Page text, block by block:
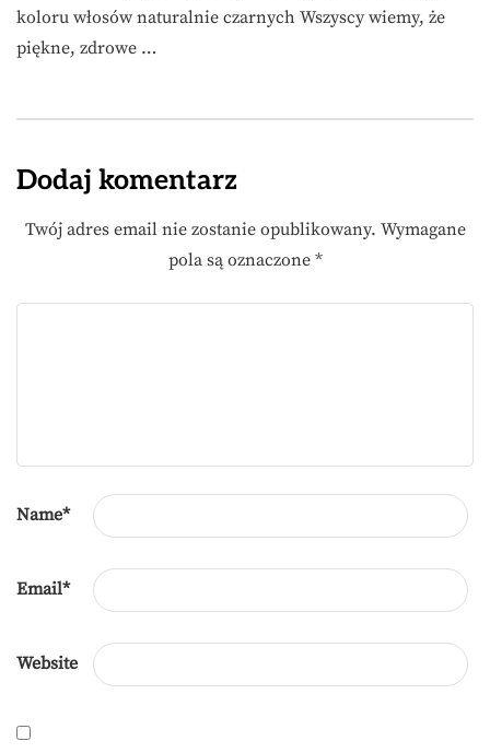
koloru włosów naturalnie czarnych Wszyscy wiemy, że
piękne, zdrowe …
Dodaj komentarz
Twój adres email nie zostanie opublikowany. Wymagane
pola są oznaczone *
Name*
Email*
Website